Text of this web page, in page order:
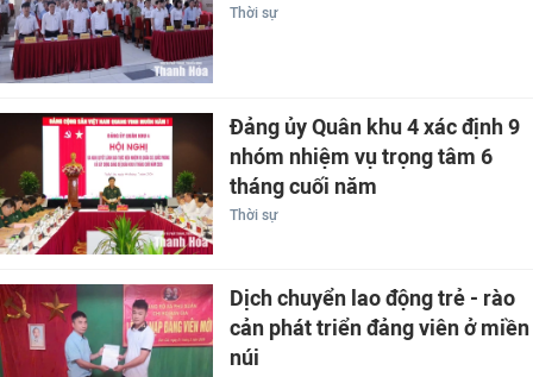
Thời sự
Đảng ủy Quân khu 4 xác định 9
nhóm nhiệm vụ trọng tâm 6
tháng cuối năm
Thời sự
Dịch chuyển lao động trẻ - rào
cản phát triển đảng viên ở miền
núi